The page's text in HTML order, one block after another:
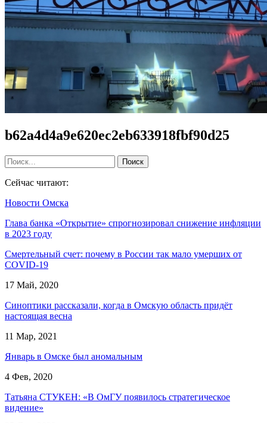
b62a4d4a9e620ec2eb633918fbf90d25
Сейчас читают:
Новости Омска
Глава банка «Открытие» спрогнозировал снижение инфляции
в 2023 году
Cмертельный счет: почему в России так мало умерших от
СOVID-19
17 Май, 2020
Синоптики рассказали, когда в Омскую область придёт
настоящая весна
11 Мар, 2021
Январь в Омске был аномальным
4 Фев, 2020
Татьяна СТУКЕН: «В ОмГУ появилось стратегическое
видение»